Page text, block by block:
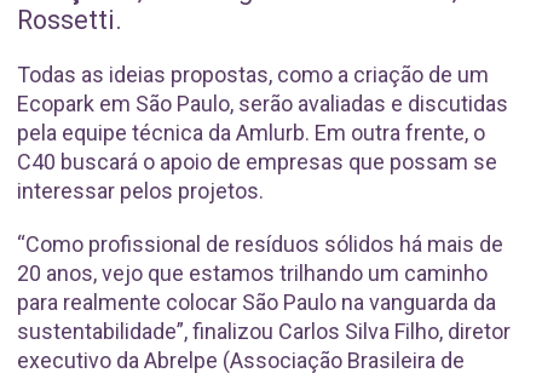
Rossetti.
Todas as ideias propostas, como a criação de um
Ecopark em São Paulo, serão avaliadas e discutidas
pela equipe técnica da Amlurb. Em outra frente, o
C40 buscará o apoio de empresas que possam se
interessar pelos projetos.
“Como profissional de resíduos sólidos há mais de
20 anos, vejo que estamos trilhando um caminho
para realmente colocar São Paulo na vanguarda da
sustentabilidade”, finalizou Carlos Silva Filho, diretor
executivo da Abrelpe (Associação Brasileira de